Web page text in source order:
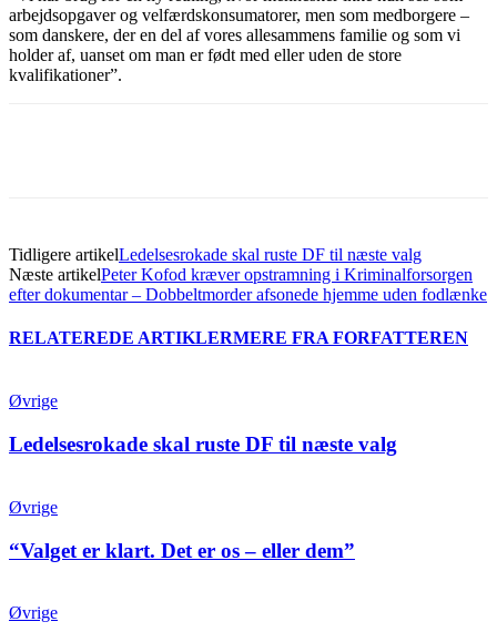
arbejdsopgaver og velfærdskonsumatorer, men som medborgere –
som danskere, der en del af vores allesammens familie og som vi
holder af, uanset om man er født med eller uden de store
kvalifikationer”.
Tidligere artikelLedelsesrokade skal ruste DF til næste valg
Næste artikelPeter Kofod kræver opstramning i Kriminalforsorgen
efter dokumentar – Dobbeltmorder afsonede hjemme uden fodlænke
RELATEREDE ARTIKLERMERE FRA FORFATTEREN
Øvrige
Ledelsesrokade skal ruste DF til næste valg
Øvrige
“Valget er klart. Det er os – eller dem”
Øvrige